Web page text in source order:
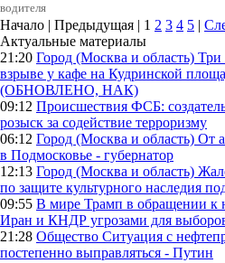
водителя
Начало | Предыдущая | 1 2 3 4 5 |
Актуальные материалы
21:20 Город (Москва и область) Три
взрыве у кафе на Кудринской
(ОБНОВЛЕНО, НАК)
09:12 Происшествия ФСБ:
розыск за содействие терроризму
06:12 Город (Москва и область) От
в Подмосковье - губернатор
12:13 Город (Москва и область)
по защите культурного наследия
09:55 В мире Трамп в обращении к
Иран и КНДР угрозами для
21:28 Общество Ситуация с
постепенно выправляться - Путин